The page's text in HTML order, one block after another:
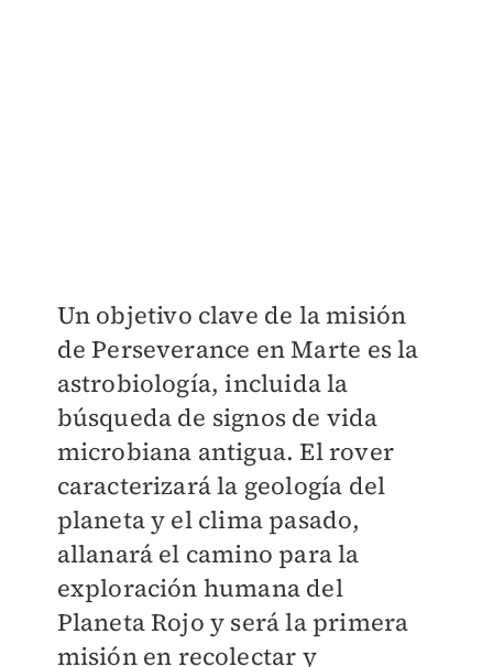
Un objetivo clave de la misión
de Perseverance en Marte es la
astrobiología, incluida la
búsqueda de signos de vida
microbiana antigua. El rover
caracterizará la geología del
planeta y el clima pasado,
allanará el camino para la
exploración humana del
Planeta Rojo y será la primera
misión en recolectar y